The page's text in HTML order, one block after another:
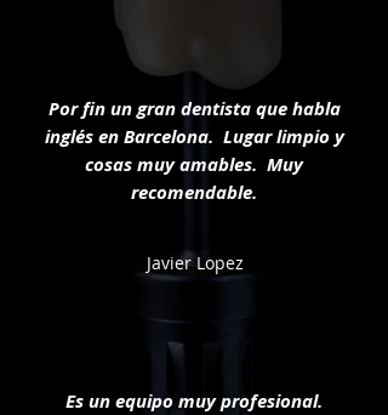
Por fin un gran dentista que habla
inglés en Barcelona. Lugar limpio y
cosas muy amables. Muy
recomendable.
Javier Lopez
Es un equipo muy profesional.